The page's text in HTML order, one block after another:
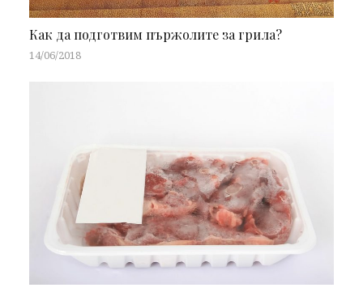
Как да подготвим пържолите за грила?
14/06/2018